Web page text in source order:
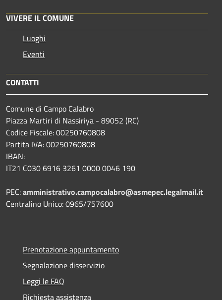
VIVERE IL COMUNE
Luoghi
Eventi
CONTATTI
Comune di Campo Calabro
Piazza Martiri di Nassiriya - 89052 (RC)
Codice Fiscale: 00250760808
Partita IVA: 00250760808
IBAN:
IT21 C030 6916 3261 0000 0046 190
PEC:amministrativo.campocalabro@asmepec.legalmail.it
Centralino Unico: 0965/757600
Prenotazione appuntamento
Segnalazione disservizio
Leggi le FAQ
Richiesta assistenza